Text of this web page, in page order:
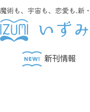
魔術も、宇宙も、恋愛も.新
新刊情報